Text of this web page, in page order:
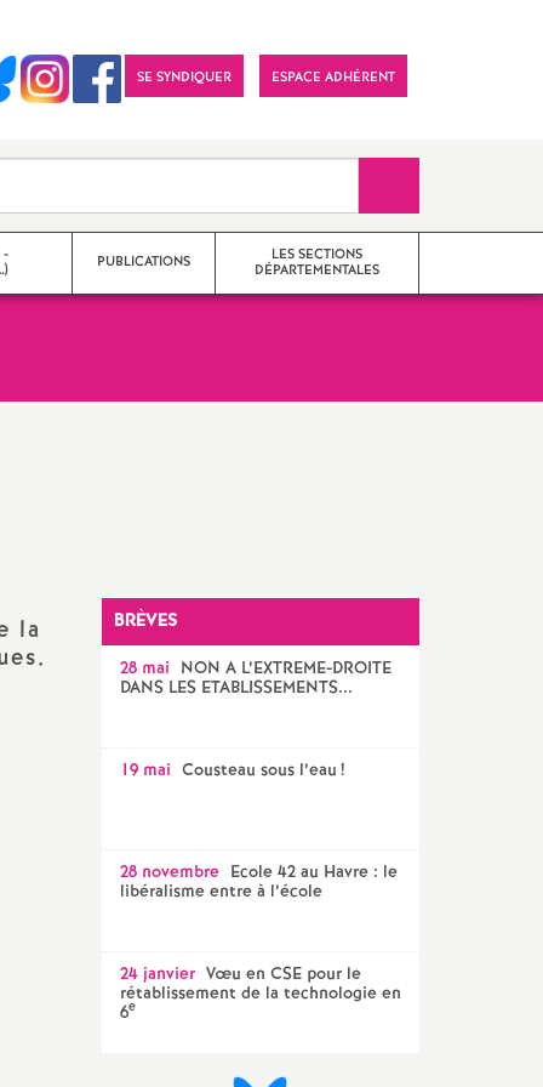
SE SYNDIQUER ESPACE ADHÉRENT
-
PUBLICATIONS
LES SECTIONS
DÉPARTEMENTALES
la
BRÈVES
28 mai NON A L’EXTREME-DROITE
DANS LES ETABLISSEMENTS...
19 mai Cousteau sous l’eau !
28 novembre Ecole 42 au Havre : le
libéralisme entre à l’école
24 janvier Vœu en CSE pour le
rétablissement de la technologie en
6e